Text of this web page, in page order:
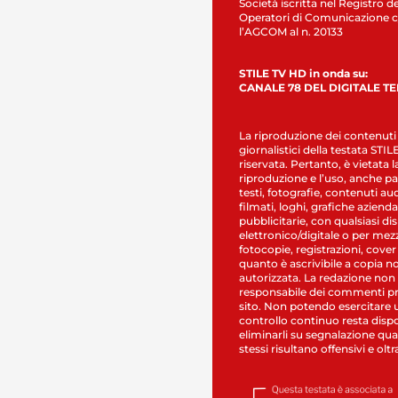
Società iscritta nel Registro
Operatori di Comunicazione
l’AGCOM al n. 20133
STILE TV HD in onda su:
CANALE 78 DEL DIGITALE
La riproduzione dei contenuti
giornalistici della testata
riservata. Pertanto, è vietata
riproduzione e l’uso, anche
testi, fotografie, contenuti
filmati, loghi, grafiche
pubblicitarie, con qualsiasi
elettronico/digitale o per
fotocopie, registrazioni,
quanto è ascrivibile a copia
autorizzata. La redazione non
responsabile dei commenti
sito. Non potendo esercitare
controllo continuo resta
eliminarli su segnalazione
stessi risultano offensivi e